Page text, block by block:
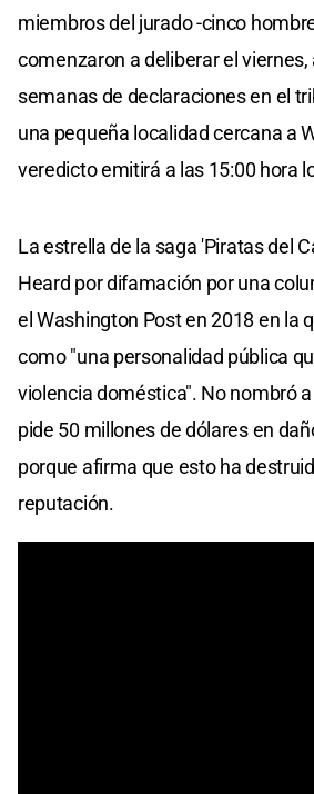
miembros del jurado -cinco
comenzaron a deliberar el
semanas de declaraciones en el
una pequeña localidad cercana a
veredicto emitirá a las 15:00 hora
La estrella de la saga 'Piratas del
Heard por difamación por una
el Washington Post en 2018 en la
como "una personalidad pública
violencia doméstica". No nombró
pide 50 millones de dólares en
porque afirma que esto ha
reputación.